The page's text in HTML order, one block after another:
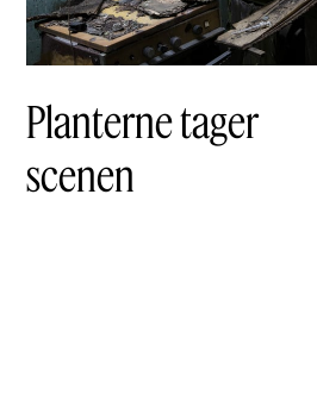
Planterne tager
scenen